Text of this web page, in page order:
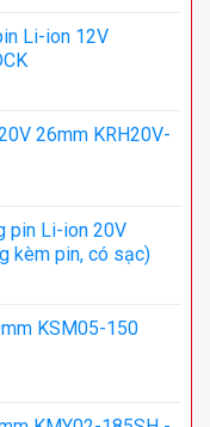
Li-ion 12V
26mm KRH20V-
pin Li-ion 20V
kèm pin, có sạc)
KSM05-150